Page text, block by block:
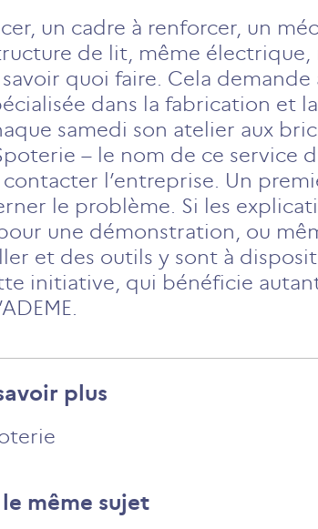
un cadre à renforcer, un
de lit, même électrique,
quoi faire. Cela
dans la fabrication et
samedi son atelier aux
– le nom de ce service
l’entreprise. Un
le problème. Si les
une démonstration, ou
et des outils y sont à
initiative, qui bénéficie
plus
le même sujet